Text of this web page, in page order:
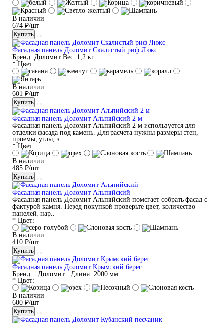
В наличии
674 ₽/шт
Купить
Фасадная панель Доломит Скалистый риф Люкс
Бренд: Доломит Вес: 1,2 кг
* Цвет:
В наличии
601 ₽/шт
Купить
Фасадная панель Доломит Альпийский 2 м
Фасадная панель Доломит Альпийский 2 м используется для
отделки фасада под камень. Для расчета нужны размеры стен,
проемы, углы, з..
* Цвет:
В наличии
485 ₽/шт
Купить
Фасадная панель Доломит Альпийский
Фасадная панель Доломит Альпийский помогает собрать фасад с
фактурой камня. Перед покупкой проверьте цвет, количество
панелей, нар..
* Цвет:
В наличии
410 ₽/шт
Купить
Фасадная панель Доломит Крымский берег
Бренд:
Доломит Длина: 2000 мм
* Цвет:
В наличии
600 ₽/шт
Купить